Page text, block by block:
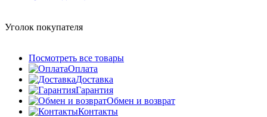
Уголок покупателя
Посмотреть все товары
Оплата
Доставка
Гарантия
Обмен и возврат
Контакты